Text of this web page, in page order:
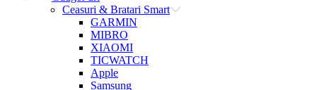
Ceasuri & Bratari Smart
GARMIN
MIBRO
XIAOMI
TICWATCH
Apple
Samsung